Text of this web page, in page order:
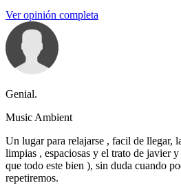
Ver opinión completa
Genial.
Music Ambient
Un lugar para relajarse , facil de llegar,
limpias , espaciosas y el trato de javier
que todo este bien ), sin duda cuando
repetiremos.